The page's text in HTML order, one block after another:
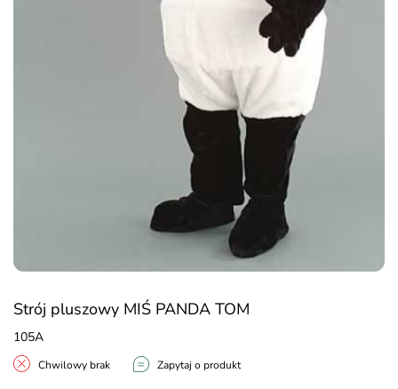
Strój pluszowy MIŚ PANDA TOM
105A
Chwilowy brak Zapytaj o produkt